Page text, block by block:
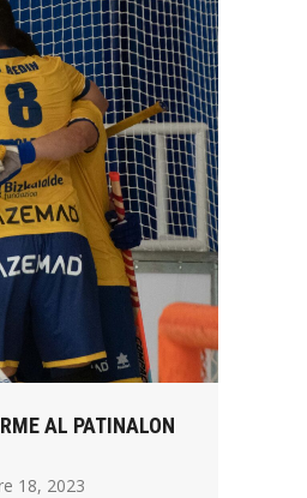
AL PATINALON
18, 2023